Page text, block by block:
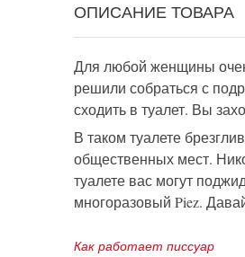
ОПИСАНИЕ ТОВАРА
Для любой женщины
решили собраться с
сходить в туалет. Вы
В таком туалете
общественных мест.
туалете вас могут
многоразовый Piez.
Как работает писсуар